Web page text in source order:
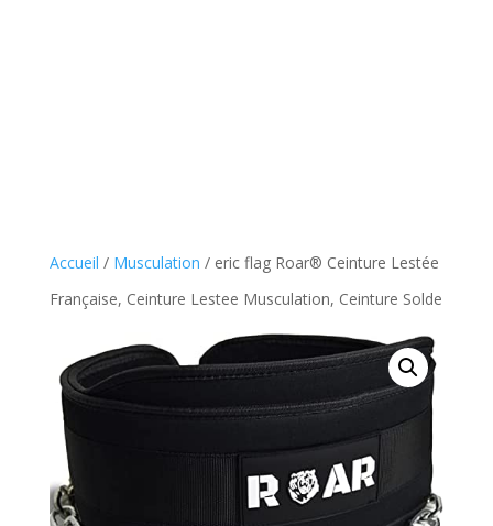
Accueil / Musculation / eric flag Roar® Ceinture Lestée
Française, Ceinture Lestee Musculation, Ceinture Solde